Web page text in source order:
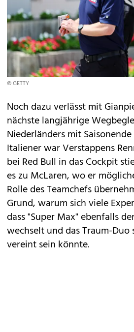
© GETTY
Noch dazu verlässt mit
nächste langjährige
Niederländers mit Saisonende
Italiener war Verstappens
bei Red Bull in das Cockpit
es zu McLaren, wo er
Rolle des Teamchefs
Grund, warum sich viele
dass "Super Max" ebenfalls
wechselt und das Traum-
vereint sein könnte.